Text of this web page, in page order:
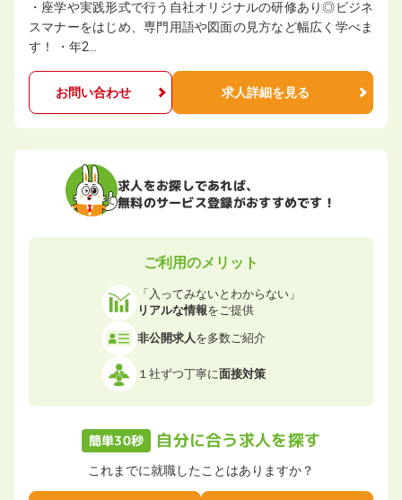
・座学や実践形式で行う自社オリジナルの研修あり◎ビジネ
スマナーをはじめ、専門用語や図面の見方など幅広く学べま
す！ ・年2…
お問い合わせ 求人詳細を見る
求人をお探しであれば、
無料のサービス登録がおすすめです！
ご利用のメリット
「入ってみないとわからない」
リアルな情報をご提供
非公開求人を多数ご紹介
１社ずつ丁寧に面接対策
簡単30秒 自分に合う求人を探す
これまでに就職したことはありますか？